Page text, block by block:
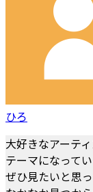
ひろ
大好きなアーテ
テーマになって
ぜひ見たいと思